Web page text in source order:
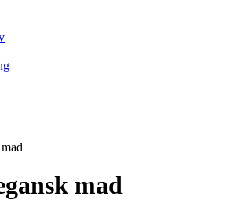
mad